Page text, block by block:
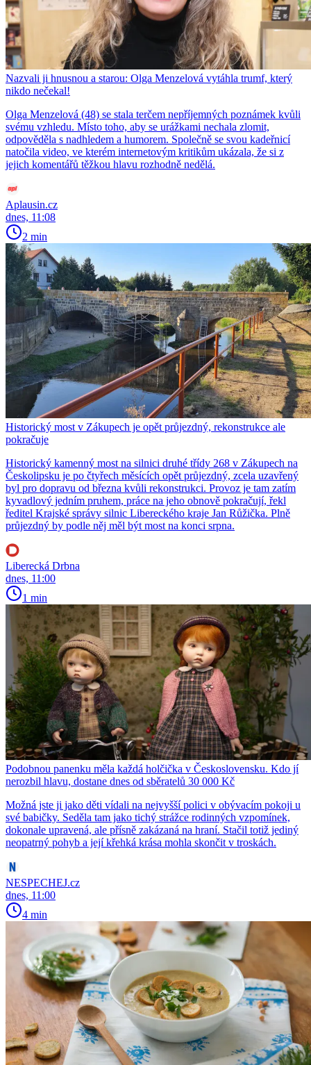
Nazvali ji hnusnou a starou: Olga Menzelová vytáhla trumf, který
nikdo nečekal!
Olga Menzelová (48) se stala terčem nepříjemných poznámek kvůli
svému vzhledu. Místo toho, aby se urážkami nechala zlomit,
odpověděla s nadhledem a humorem. Společně se svou kadeřnicí
natočila video, ve kterém internetovým kritikům ukázala, že si z
jejich komentářů těžkou hlavu rozhodně nedělá.
Aplausin.cz
dnes, 11:08
2 min
Historický most v Zákupech je opět průjezdný, rekonstrukce ale
pokračuje
Historický kamenný most na silnici druhé třídy 268 v Zákupech na
Českolipsku je po čtyřech měsících opět průjezdný, zcela uzavřený
byl pro dopravu od března kvůli rekonstrukci. Provoz je tam zatím
kyvadlový jedním pruhem, práce na jeho obnově pokračují, řekl
ředitel Krajské správy silnic Libereckého kraje Jan Růžička. Plně
průjezdný by podle něj měl být most na konci srpna.
Liberecká Drbna
dnes, 11:00
1 min
Podobnou panenku měla každá holčička v Československu. Kdo jí
nerozbil hlavu, dostane dnes od sběratelů 30 000 Kč
Možná jste ji jako děti vídali na nejvyšší polici v obývacím pokoji u
své babičky. Seděla tam jako tichý strážce rodinných vzpomínek,
dokonale upravená, ale přísně zakázaná na hraní. Stačil totiž jediný
neopatrný pohyb a její křehká krása mohla skončit v troskách.
NESPECHEJ.cz
dnes, 11:00
4 min